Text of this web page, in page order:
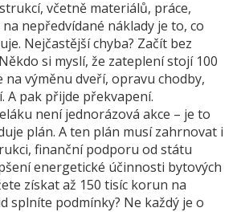
včetně materiálů, práce,
nepředvídané náklady je to, co
Nejčastější chyba? Začít bez
si myslí, že zateplení stojí 100
na výměnu dveří, opravu chodby,
A pak přijde překvapení.
není jednorázová akce – je to
plán. A ten plán musí zahrnovat i
, finanční podporu od státu
energetické účinnosti bytových
získat až 150 tisíc korun na
splníte podmínky? Ne každý je o